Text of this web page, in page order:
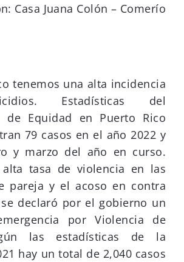
Casa Juana Colón – Comerío
tenemos una alta incidencia
Estadísticas del
de Equidad en Puerto Rico
79 casos en el año 2022 y
y marzo del año en curso.
tasa de violencia en las
pareja y el acoso en contra
declaró por el gobierno un
por Violencia de
las estadísticas de la
hay un total de 2,040 casos